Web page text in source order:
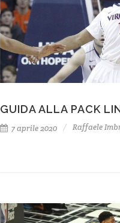
GUIDA ALLA PACK
7 aprile 2020 Raffaele